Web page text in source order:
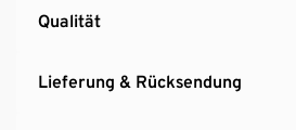
Qualität
Lieferung & Rücksendung